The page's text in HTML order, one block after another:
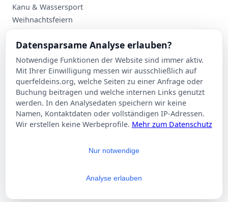
Kanu & Wassersport
Weihnachtsfeiern
Planung
Events nach Stadt
Suche
Kontakt
Über Querfeldeins
Rechtliches
Impressum
Datensparsame Analyse erlauben?
Notwendige Funktionen der Website sind immer aktiv.
Mit Ihrer Einwilligung messen wir ausschließlich auf
querfeldeins.org, welche Seiten zu einer Anfrage oder
Buchung beitragen und welche internen Links genutzt
werden. In den Analysedaten speichern wir keine
Namen, Kontaktdaten oder vollständigen IP-Adressen.
Wir erstellen keine Werbeprofile. Mehr zum Datenschutz
Nur notwendige
Analyse erlauben